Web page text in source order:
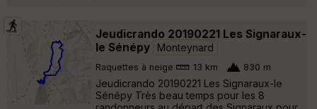
Jeudicrando 20190221 Les Signaraux-
le Sénépy
Monteynard
Raquettes à neige 13 km 830 m
Jeudicrando 20190221 Les Signaraux-le
Sénépy Très beau temps pour les 8